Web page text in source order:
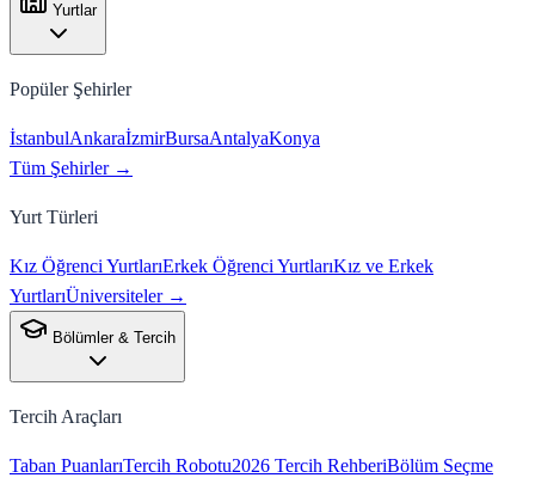
Yurtlar
Popüler Şehirler
İstanbulAnkaraİzmirBursaAntalyaKonya
Tüm Şehirler →
Yurt Türleri
Kız Öğrenci YurtlarıErkek Öğrenci YurtlarıKız ve Erkek
YurtlarıÜniversiteler →
Bölümler & Tercih
Tercih Araçları
Taban PuanlarıTercih Robotu2026 Tercih RehberiBölüm Seçme